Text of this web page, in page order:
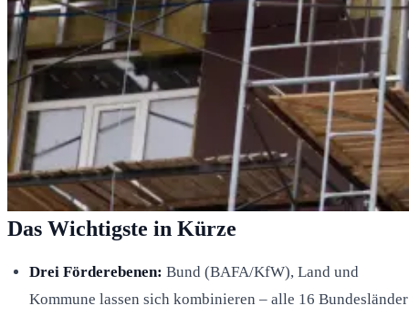
Das Wichtigste in Kürze
Drei Förderebenen: Bund (BAFA/KfW), Land und
Kommune lassen sich kombinieren – alle 16 Bundesländer